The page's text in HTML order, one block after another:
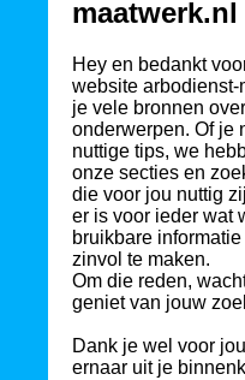
maatwerk.nl
Hey en bedankt
website
je vele bronnen
onderwerpen. Of je
nuttige tips, we
onze secties en
die voor jou nuttig
er is voor ieder wat
bruikbare
zinvol te maken.
Om die reden,
geniet van jouw
Dank je wel voor
ernaar uit je